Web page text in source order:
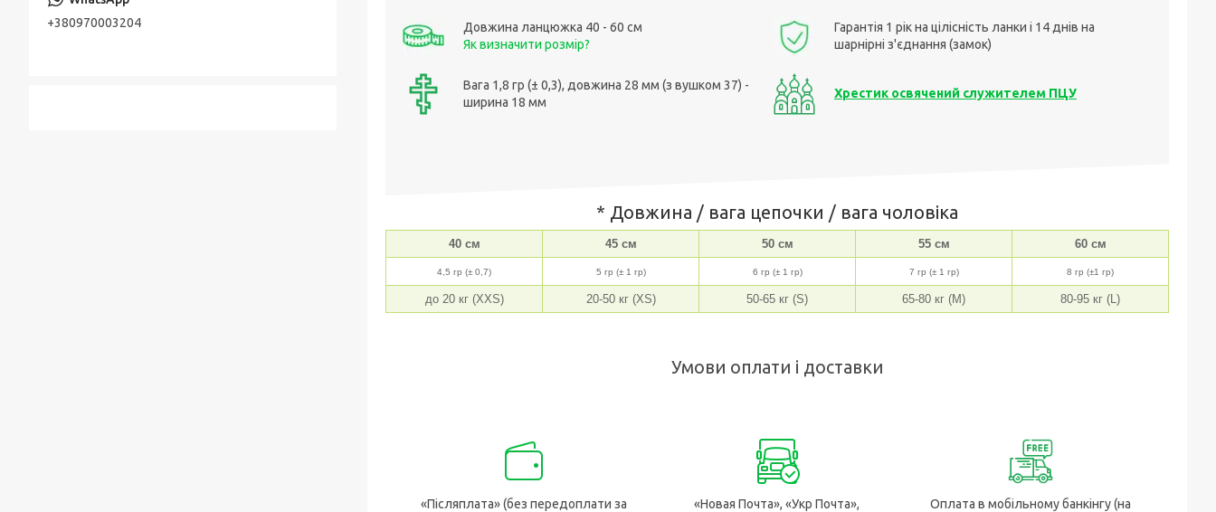
Довжина ланцюжка 40 - 60 см
Як визначити розмір?
Вага 1,8 гр (± 0,3), довжина 28 мм (з вушком 37) -
ширина 18 мм
Гарантія 1 рік на цілісність ланки і 14 днів на
шарнірні з'єднання (замок)
Хрестик освячений служителем ПЦУ
* Довжина / вага цепочки / вага чоловіка
40 см 45 см 50 см 55 см 60 см
4,5 гр (± 0,7) 5 гр (± 1 гр) 6 гр (± 1 гр) 7 гр (± 1 гр) 8 гр (±1 гр)
до 20 кг (XXS) 20-50 кг (XS) 50-65 кг (S) 65-80 кг (M) 80-95 кг (L)
Умови оплати і доставки
«Післяплата» (без передоплати за
«Новая Почта», «Укр Почта»,
Оплата в мобільному банкінгу (на
+380970003204